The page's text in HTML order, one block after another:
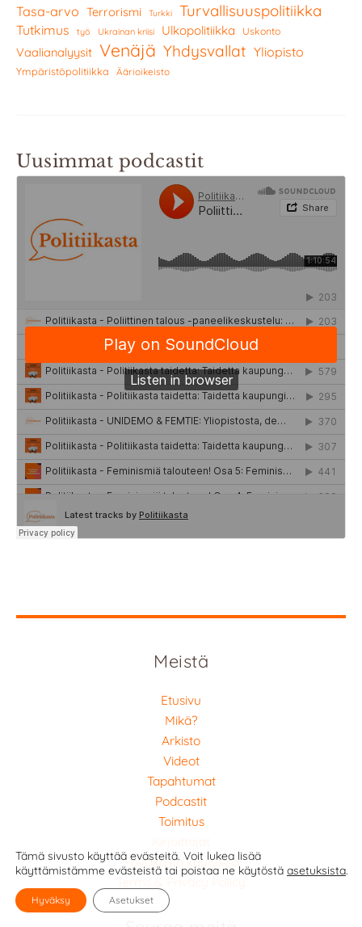
Tasa-arvo Terrorismi Turkki Turvallisuuspolitiikka
Tutkimus työ Ukrainan kriisi Ulkopolitiikka Uskonto
Vaalianalyysit Venäjä Yhdysvallat Yliopisto
Ympäristöpolitiikka Äärioikeisto
Uusimmat podcastit
Meistä
Etusivu
Mikä?
Arkisto
Videot
Tapahtumat
Podcastit
Toimitus
Politiikasta kouluissa
Terms & Privacy Policy
Tämä sivusto käyttää evästeitä. Voit lukea lisää
käyttämistämme evästeistä tai poistaa ne käytöstä asetuksista.
Hyväksy Asetukset